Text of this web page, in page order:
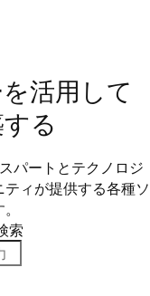
活用して
る
パートとテクノロジ
ィが提供する各種ソ
索